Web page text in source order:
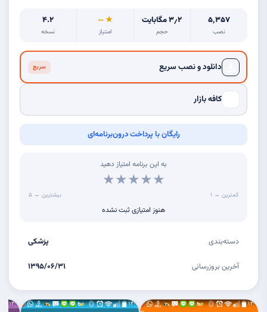
۵٬۳۵۷
نصب
۳٫۲ مگابایت
حجم
★ —
امتیاز
۴.۲
نسخه
دانلود و نصب سریع سریع
کافه بازار
رایگان با پرداخت درون‌برنامه‌ای
به این برنامه امتیاز دهید
★★★★★
۵ ← بیشترین کمترین → ۱
هنوز امتیازی ثبت نشده
دسته‌بندی پزشکی
آخرین بروزرسانی ۱۳۹۵/۰۶/۳۱